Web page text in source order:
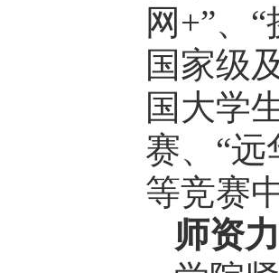
网+”、
国家级
国大学
赛、“
等竞赛
师资